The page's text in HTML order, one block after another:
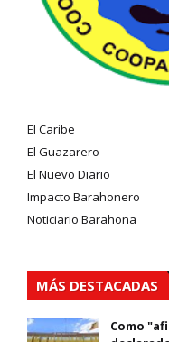
El Caribe
El Guazarero
El Nuevo Diario
Impacto Barahonero
Noticiario Barahona
MÁS DESTACADAS
Como